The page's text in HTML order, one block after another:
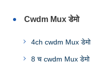
Cwdm Mux डेमो
4ch cwdm Mux डेमो
8 च cwdm Mux डेमो